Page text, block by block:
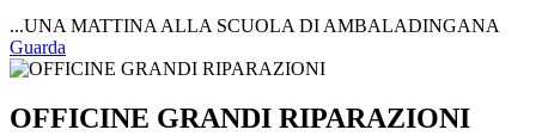
...UNA MATTINA ALLA SCUOLA DI AMBALADINGANA
Guarda
OFFICINE GRANDI RIPARAZIONI